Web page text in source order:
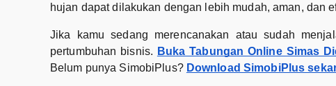
hujan dapat dilakukan dengan lebih mudah, aman, dan
Jika kamu sedang merencanakan atau sudah
pertumbuhan bisnis. Buka Tabungan Online Simas
Belum punya SimobiPlus? Download SimobiPlus